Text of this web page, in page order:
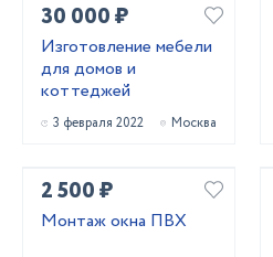
30 000 ₽
Изготовление мебели
для домов и
коттеджей
3 февраля 2022 Москва
2 500 ₽
Монтаж окна ПВХ